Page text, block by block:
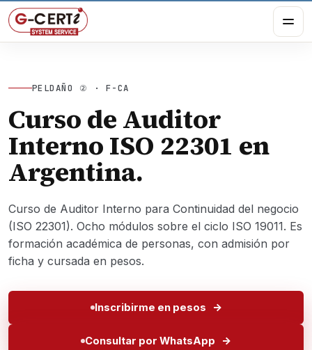
PELDAÑO ② · F-CA
Curso de Auditor
Interno ISO 22301 en
Argentina.
Curso de Auditor Interno para Continuidad del negocio
(ISO 22301). Ocho módulos sobre el ciclo ISO 19011. Es
formación académica de personas, con admisión por
ficha y cursada en pesos.
Inscribirme en pesos
Consultar por WhatsApp